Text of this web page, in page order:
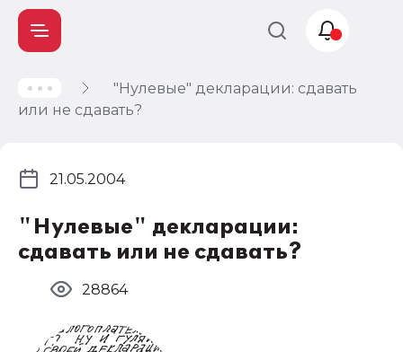
"Нулевые" декларации: сдавать
или не сдавать?
"Нулевые" декларации:
сдавать или не сдавать?
21.05.2004
28864
Учет и
налогообложение